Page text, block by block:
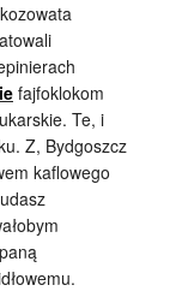
fajfoklokom
Te, i
Z, Bydgoszcz
kaflowego